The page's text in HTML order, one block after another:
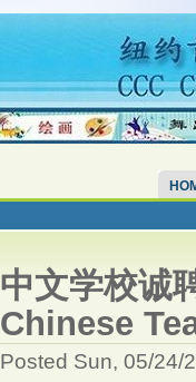
中文学校诚
Chinese
Posted Sun, 05/24/